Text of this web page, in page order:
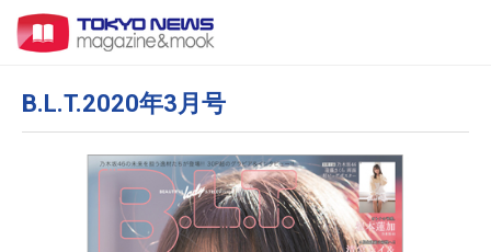
B.L.T.2020年3月号